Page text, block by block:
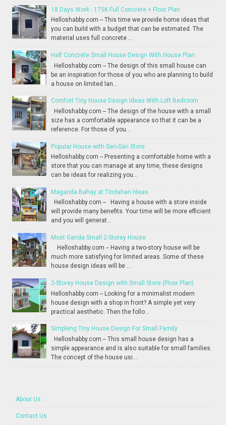
18 Days Work - 175K Full Concrete + Floor Plan
Helloshabby.com -- This time we provide home ideas that
you can build with a budget that can be estimated. The
material uses full concrete ...
Half Concrete Small House Design With House Plan
Helloshabby.com -- The design of this small house can
be an inspiration for those of you who are planning to build
a house on limited lan...
Comfort Tiny House Design Ideas With Loft Bedroom
Helloshabby.com -- The design of the house with a small
size has a comfortable appearance so that it can be a
reference. For those of you...
Popular House with Sari-Sari Store
Helloshabby.com -- Presenting a comfortable home with a
store that you can manage at any time, these designs
can be ideas for realizing you...
Maganda Bahay at Tindahan Ideas
Helloshabby.com -- Having a house with a store inside
will provide many benefits. Your time will be more efficient
and you will generat...
Most Ganda Small 2-Storey House
Helloshabby.com -- Having a two-story house will be
much more satisfying for limited areas. Some of these
house design ideas will be ...
2-Storey House Design with Small Store (Floor Plan)
Helloshabby.com -- Looking for a minimalist modern
house design with a shop in front? A simple yet very
practical aesthetic. Then the follo...
Simpleng Tiny House Design For Small Family
Helloshabby.com -- This small house design has a
simple appearance and is also suitable for small families.
The concept of the house usi...
About Us
Contact Us